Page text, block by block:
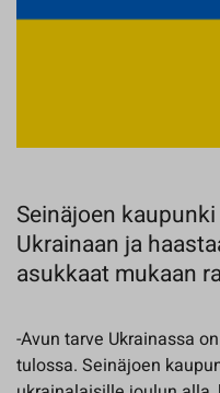
Seinäjoen
Ukrainaan ja
asukkaat mukaan
-Avun tarve Ukrainassa
tulossa. Seinäjoen